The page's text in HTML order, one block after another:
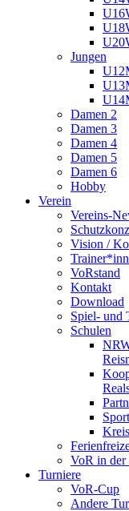
Jungen
Damen 2
Damen 3
Damen 4
Damen 5
Damen 6
Hobby
Verein
Vereins-
Vision /
VoRstand
Kontakt
Download
Spiel- und
Schulen
VoR in der
Turniere
VoR-Cup
Andere